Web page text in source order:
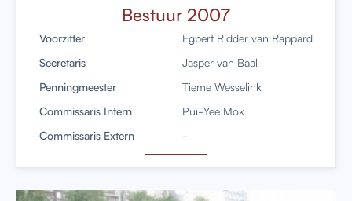
Bestuur 2007
Voorzitter
Egbert Ridder van Rappard
Secretaris
Jasper van Baal
Penningmeester
Tieme Wesselink
Commissaris Intern
Pui-Yee Mok
Commissaris Extern
-